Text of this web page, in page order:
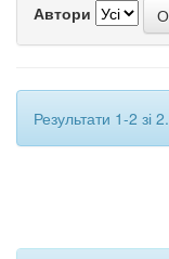
Автори
Результати 1-2 зі 2.